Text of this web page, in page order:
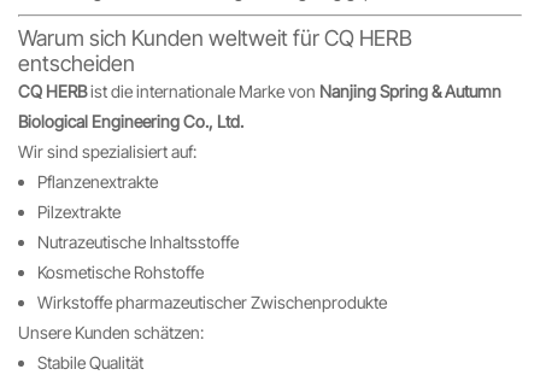
Warum sich Kunden weltweit für CQ HERB
entscheiden
CQ HERBist die internationale Marke von Nanjing Spring & Autumn
Biological Engineering Co., Ltd.
Wir sind spezialisiert auf:
Pflanzenextrakte
Pilzextrakte
Nutrazeutische Inhaltsstoffe
Kosmetische Rohstoffe
Wirkstoffe pharmazeutischer Zwischenprodukte
Unsere Kunden schätzen:
Stabile Qualität